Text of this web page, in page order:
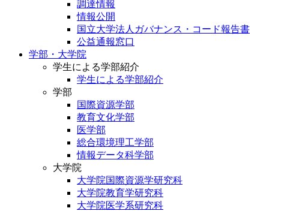
調達情報
情報公開
国立大学法人ガバナンス・コード報告書
公益通報窓口
学部・大学院
学生による学部紹介
学生による学部紹介
学部
国際資源学部
教育文化学部
医学部
総合環境理工学部
情報データ科学部
大学院
大学院国際資源学研究科
大学院教育学研究科
大学院医学系研究科